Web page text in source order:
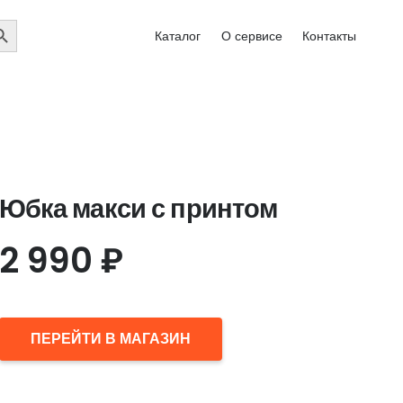
Каталог О сервисе Контакты
Юбка макси с принтом
2 990 ₽
ПЕРЕЙТИ В МАГАЗИН